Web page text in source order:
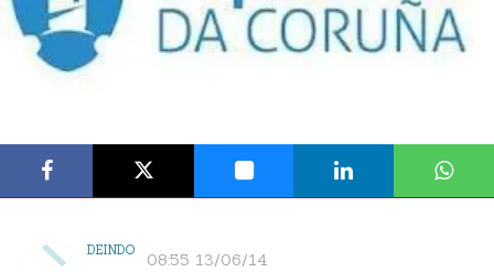
DEINDO 08:55 13/06/14